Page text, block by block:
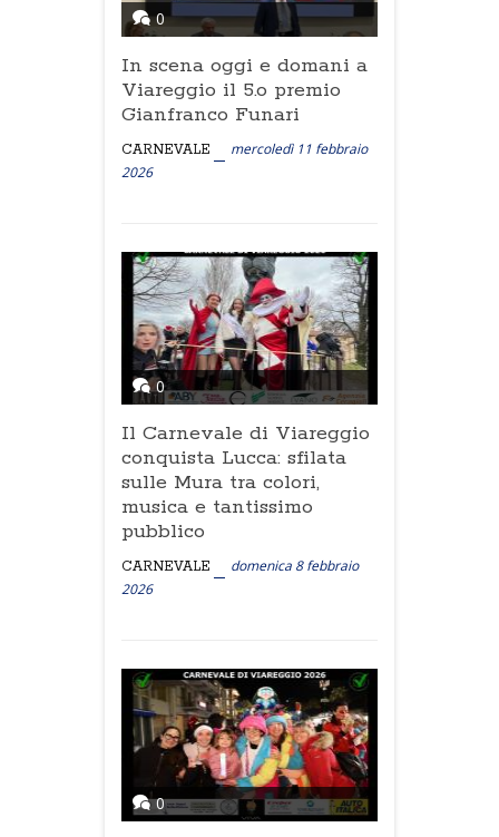
0
In scena oggi e domani a
Viareggio il 5.o premio
Gianfranco Funari
CARNEVALE
mercoledì 11 febbraio
2026
0
Il Carnevale di Viareggio
conquista Lucca: sfilata
sulle Mura tra colori,
musica e tantissimo
pubblico
CARNEVALE
domenica 8 febbraio
2026
0